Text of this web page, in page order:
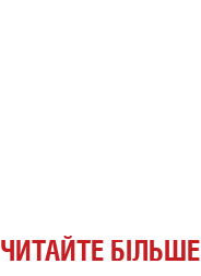
ЧИТАЙТЕ БІЛЬШЕ